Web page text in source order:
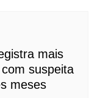
mais
suspeita
meses